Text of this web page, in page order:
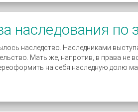
наследования по
наследство. Наследниками
Мать же, напротив, в права не
на себя наследную долю